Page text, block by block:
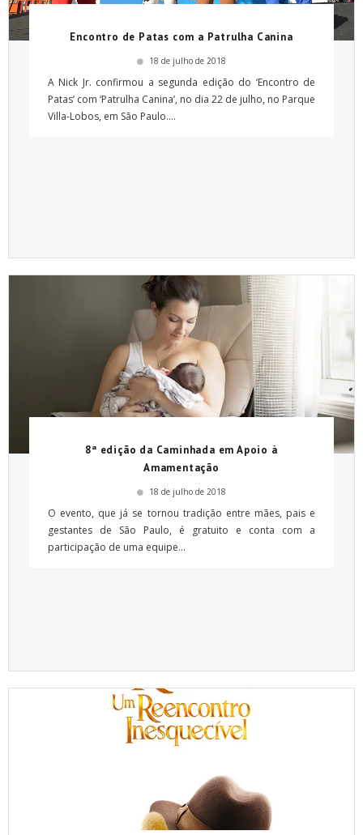
Encontro de Patas com a Patrulha Canina
18 de julho de 2018
A Nick Jr. confirmou a segunda edição do ‘Encontro de
Patas’ com ‘Patrulha Canina’, no dia 22 de julho, no Parque
Villa-Lobos, em São Paulo....
8ª edição da Caminhada em Apoio à
Amamentação
18 de julho de 2018
O evento, que já se tornou tradição entre mães, pais e
gestantes de São Paulo, é gratuito e conta com a
participação de uma equipe...